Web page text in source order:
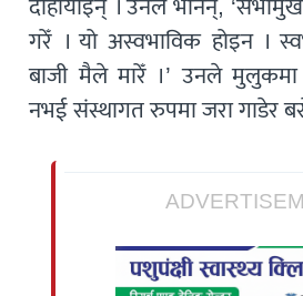
गरेँ । यो अस्वभाविक होइन ।
बाजी मैले मारेँ ।’ उनले मुलुकमा
नभई संस्थागत रुपमा जरा गाडेर